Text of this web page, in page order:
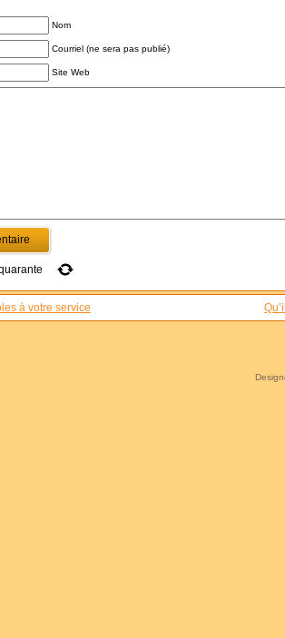
Nom
Courriel (ne sera pas publié)
Site Web
à votre service